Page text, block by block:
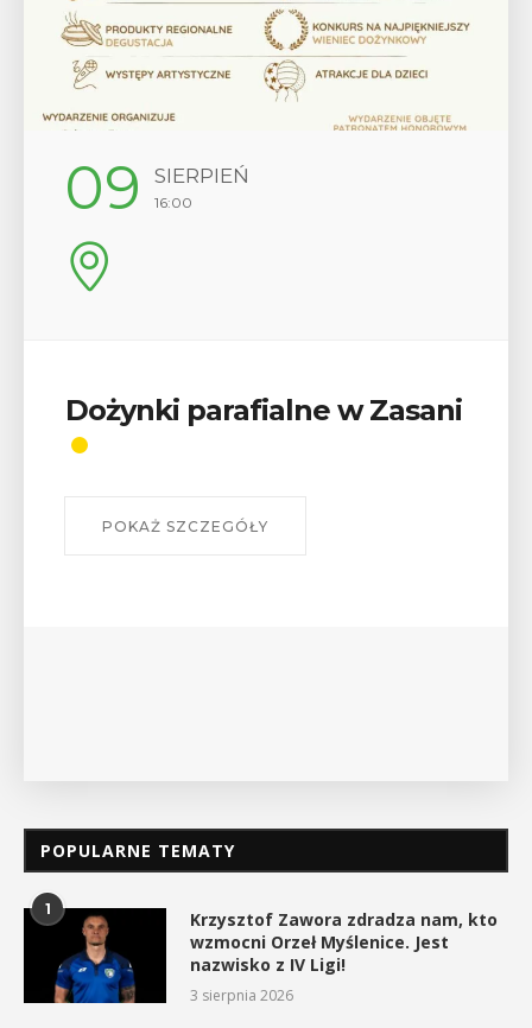
09 SIERPIEŃ
16:00
Dożynki parafialne w Zasani
POKAŻ SZCZEGÓŁY
POPULARNE TEMATY
1
Krzysztof Zawora zdradza nam, kto
wzmocni Orzeł Myślenice. Jest
nazwisko z IV Ligi!
3 sierpnia 2026